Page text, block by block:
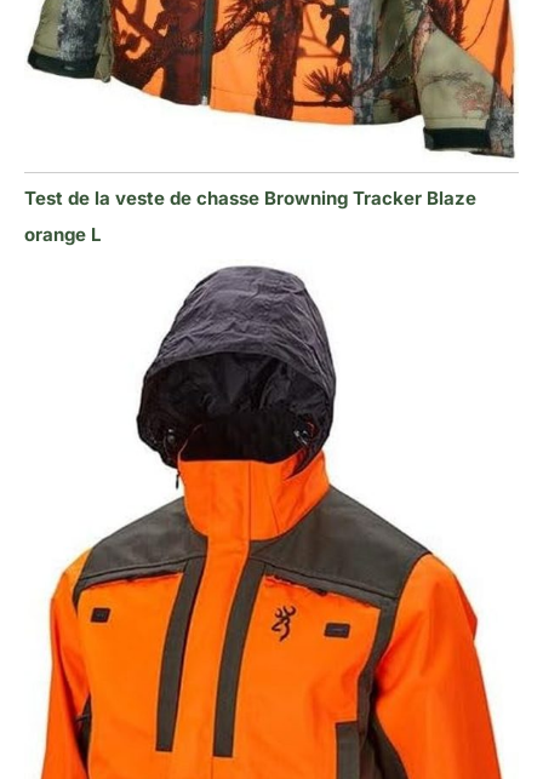
Test de la veste de chasse Browning Tracker Blaze
orange L